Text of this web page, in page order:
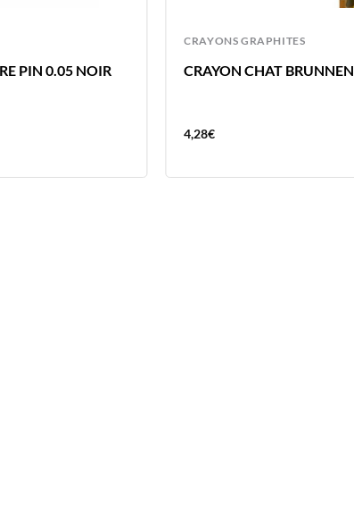
PIN 0.05 NOIR
CRAYONS GRAPHITES
CRAYON CHAT BRUNNEN
4,28€